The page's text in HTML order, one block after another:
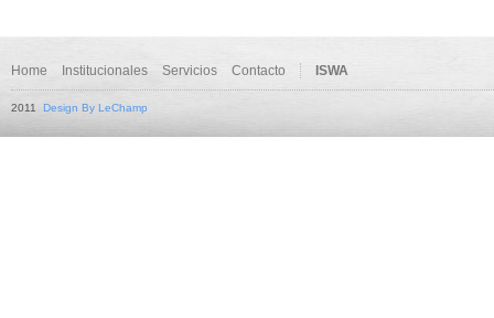
Home Institucionales Servicios Contacto ISWA
2011 Design By LeChamp